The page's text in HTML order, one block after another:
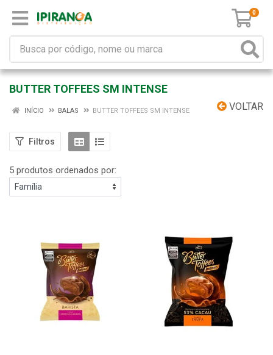
0
BUTTER TOFFEES SM INTENSE
VOLTAR
INÍCIO BALAS BUTTER TOFFEES SM INTENSE
Filtros
5 produtos ordenados por: